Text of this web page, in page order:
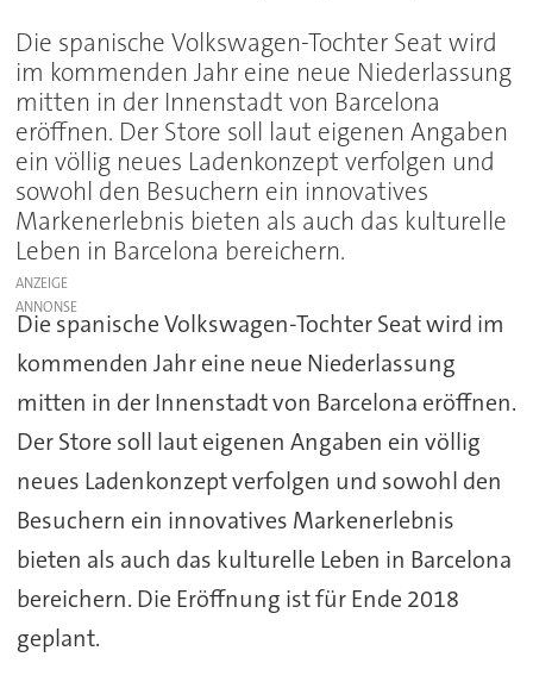
Die spanische Volkswagen-Tochter Seat wird
im kommenden Jahr eine neue Niederlassung
mitten in der Innenstadt von Barcelona
eröffnen. Der Store soll laut eigenen Angaben
ein völlig neues Ladenkonzept verfolgen und
sowohl den Besuchern ein innovatives
Markenerlebnis bieten als auch das kulturelle
Leben in Barcelona bereichern.
ANZEIGE
Die spanische Volkswagen-Tochter Seat wird im
kommenden Jahr eine neue Niederlassung
mitten in der Innenstadt von Barcelona eröffnen.
Der Store soll laut eigenen Angaben ein völlig
neues Ladenkonzept verfolgen und sowohl den
Besuchern ein innovatives Markenerlebnis
bieten als auch das kulturelle Leben in Barcelona
bereichern. Die Eröffnung ist für Ende 2018
geplant.